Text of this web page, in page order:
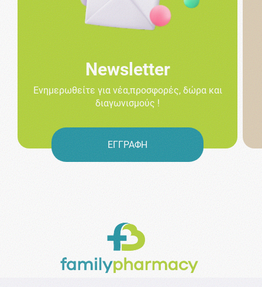
Newsletter
Ενημερωθείτε για νέα,προσφορές, δώρα και
διαγωνισμούς !
ΕΓΓΡΑΦΗ